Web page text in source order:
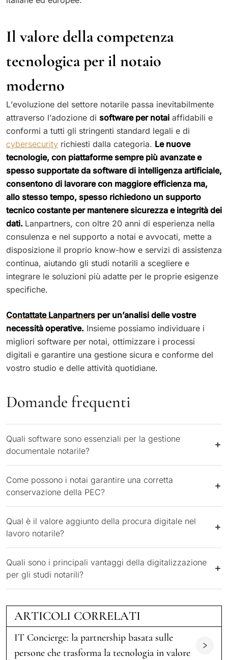
Il valore della competenza
tecnologica per il notaio
moderno
L’evoluzione del settore notarile passa inevitabilmente
attraverso l’adozione di software per notai affidabili e
conformi a tutti gli stringenti standard legali e di
cybersecurity richiesti dalla categoria. Le nuove
tecnologie, con piattaforme sempre più avanzate e
spesso supportate da software di intelligenza artificiale,
consentono di lavorare con maggiore efficienza ma,
allo stesso tempo, spesso richiedono un supporto
tecnico costante per mantenere sicurezza e integrità dei
dati. Lanpartners, con oltre 20 anni di esperienza nella
consulenza e nel supporto a notai e avvocati, mette a
disposizione il proprio know-how e servizi di assistenza
continua, aiutando gli studi notarili a scegliere e
integrare le soluzioni più adatte per le proprie esigenze
specifiche.
Contattate Lanpartners per un’analisi delle vostre
necessità operative. Insieme possiamo individuare i
migliori software per notai, ottimizzare i processi
digitali e garantire una gestione sicura e conforme del
vostro studio e delle attività quotidiane.
Domande frequenti
Quali software sono essenziali per la gestione
documentale notarile?
Come possono i notai garantire una corretta
conservazione della PEC?
Qual è il valore aggiunto della procura digitale nel
lavoro notarile?
Quali sono i principali vantaggi della digitalizzazione
per gli studi notarili?
ARTICOLI CORRELATI
IT Concierge: la partnership basata sulle
persone che trasforma la tecnologia in valore